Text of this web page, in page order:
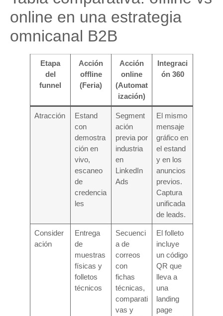
online en una estrategia
omnicanal B2B
Etapa
del
funnel
Acción
offline
(Feria)
Acción
online
(Automat
ización)
Integraci
ón 360
Atracción
Estand
con
demostra
ción en
vivo,
escaneo
de
credencia
les
Segment
ación
previa por
industria
en
LinkedIn
Ads
El mismo
mensaje
gráfico en
el estand
y en los
anuncios
previos.
Captura
unificada
de leads.
Consider
ación
Entrega
de
muestras
físicas y
folletos
técnicos
Secuenci
a de
correos
con
fichas
técnicas,
comparati
vas y
El folleto
incluye
un código
QR que
lleva a
una
landing
page